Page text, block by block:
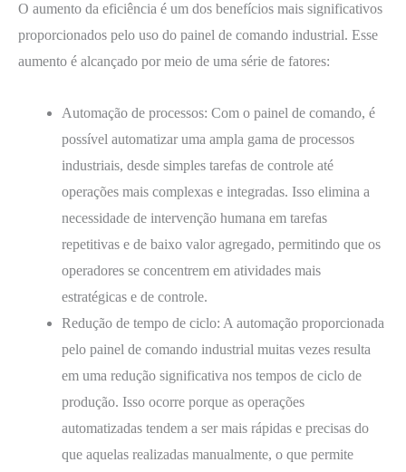
O aumento da eficiência é um dos benefícios mais significativos
proporcionados pelo uso do painel de comando industrial. Esse
aumento é alcançado por meio de uma série de fatores:
Automação de processos: Com o painel de comando, é
possível automatizar uma ampla gama de processos
industriais, desde simples tarefas de controle até
operações mais complexas e integradas. Isso elimina a
necessidade de intervenção humana em tarefas
repetitivas e de baixo valor agregado, permitindo que os
operadores se concentrem em atividades mais
estratégicas e de controle.
Redução de tempo de ciclo: A automação proporcionada
pelo painel de comando industrial muitas vezes resulta
em uma redução significativa nos tempos de ciclo de
produção. Isso ocorre porque as operações
automatizadas tendem a ser mais rápidas e precisas do
que aquelas realizadas manualmente, o que permite